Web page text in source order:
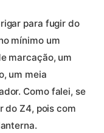
para fugir do
mínimo um
marcação, um
um meia
Como falei, se
do Z4, pois com